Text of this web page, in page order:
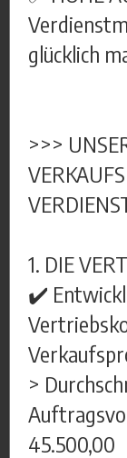
glücklich
>>>
1. DIE
✔️
>
45.500,00